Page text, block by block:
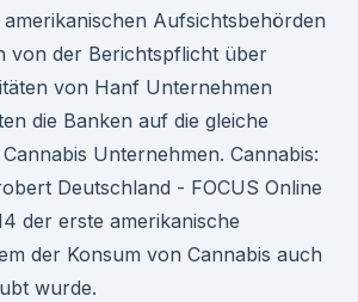
Aufsichtsbehörden
von der Berichtspflicht über
von Hanf Unternehmen
die Banken auf die gleiche
Unternehmen. Cannabis:
Deutschland - FOCUS Online
der erste amerikanische
der Konsum von Cannabis auch
wurde.